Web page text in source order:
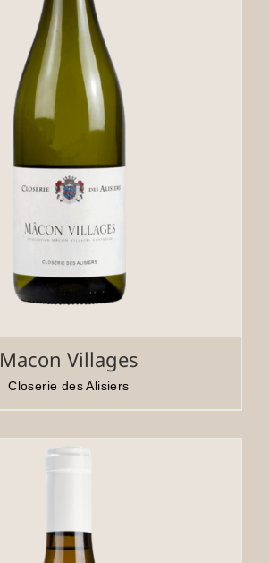
Macon Villages
Closerie des Alisiers